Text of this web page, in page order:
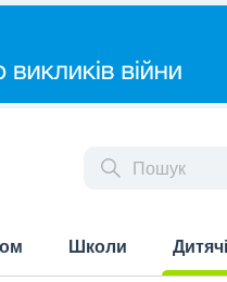
Школи